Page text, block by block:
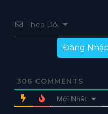
Theo Dõi
Đăng
306 COMMENTS
Mới Nhất